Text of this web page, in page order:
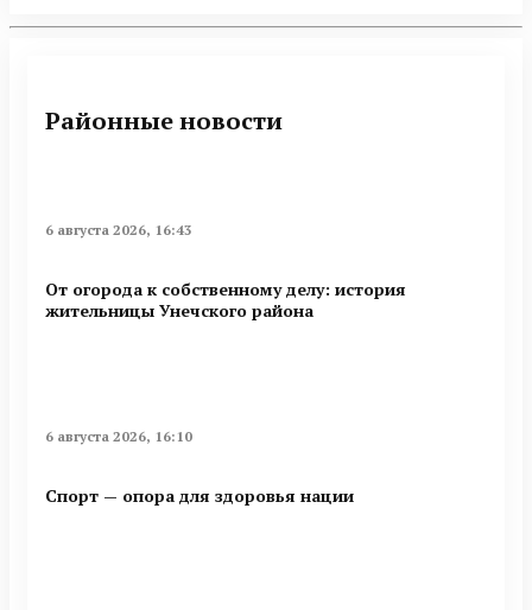
Районные новости
6 августа 2026, 16:43
От огорода к собственному делу: история
жительницы Унечского района
6 августа 2026, 16:10
Спорт — опора для здоровья нации